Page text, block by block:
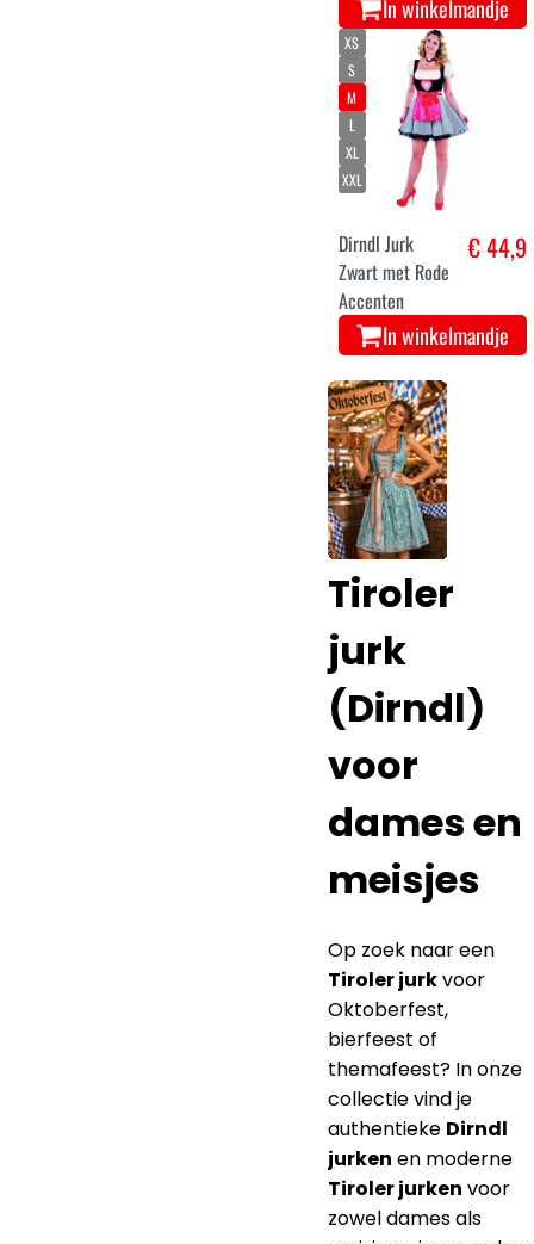
In winkelmandje
XS
S
M
L
XL
XXL
Dirndl Jurk
Zwart met Rode
Accenten
€ 44,9
In winkelmandje
Tiroler
jurk
(Dirndl)
voor
dames en
meisjes
Op zoek naar een
Tiroler jurkvoor
Oktoberfest,
bierfeest of
themafeest? In onze
collectie vind je
authentieke Dirndl
jurken en moderne
Tiroler jurken voor
zowel dames als